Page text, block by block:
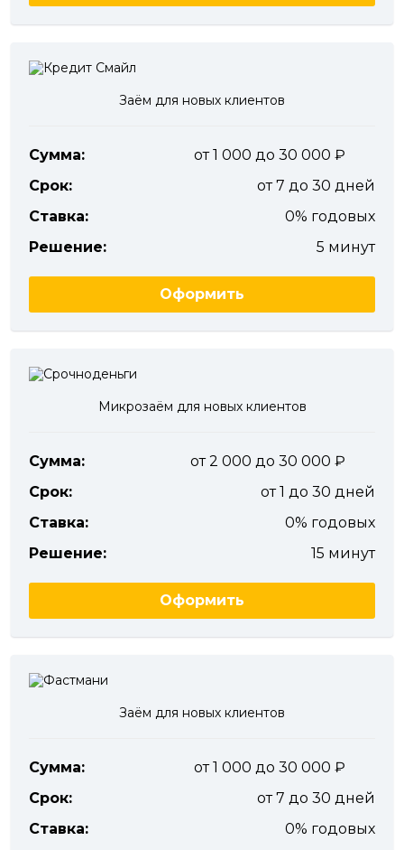
Заём для новых клиентов
Сумма:
от 1 000 до 30 000
Срок:
от 7 до 30 дней
Ставка:
0% годовых
Решение:
5 минут
Оформить
Микрозаём для новых клиентов
Сумма:
от 2 000 до 30 000
Срок:
от 1 до 30 дней
Ставка:
0% годовых
Решение:
15 минут
Оформить
Заём для новых клиентов
Сумма:
от 1 000 до 30 000
Срок:
от 7 до 30 дней
Ставка:
0% годовых